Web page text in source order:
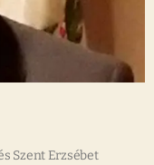
Szent Erzsébet